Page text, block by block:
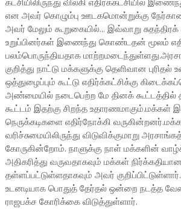
கட்சியிலிருந்து விலகி எதிர்க்கட்சியில்
என அவர் கொழும்பு ஊடகமொன்றுக்கு
அவர் மேலும் கூறுகையில்... இவ்வாறு
உறுப்பினர்கள் இணைந்து கொண்டதன் மூலம்
பலம்பொருந்தியதாக
குறித்து நாட்டு மக்களுக்கு தெளிவான
ஒத்துழைப்பும் கூட்டு எதிர்க்கட்சிக்கு
அண்மையில் நடைபெற்ற மே தினக் கூட்டத்தில்
கூட்டம் இதற்கு சிறந்த உதாரணமாகும்.மக்கள்
நெருக்கடிகளை எதிர்நோக்கி
வரிச்சுமையிலிருந்து விடுவிக்குமாறு
கோருகின்றோம். நாளுக்கு நாள் மக்களின்
அதிகரித்து வருவதாகவும் மக்கள்
தள்ளப்பட்டுள்ளதாகவும் அவர்
உடனடியாக பொதுத் தேர்தல் ஒன்றை நடத்த
ராஜபக்ச கோரிக்கை விடுத்துள்ளார்.